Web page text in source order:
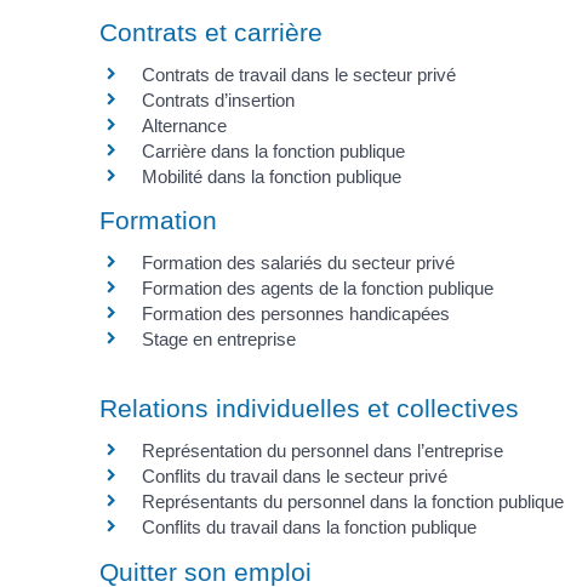
Contrats et carrière
Contrats de travail dans le secteur privé
Contrats d’insertion
Alternance
Carrière dans la fonction publique
Mobilité dans la fonction publique
Formation
Formation des salariés du secteur privé
Formation des agents de la fonction publique
Formation des personnes handicapées
Stage en entreprise
Relations individuelles et collectives
Représentation du personnel dans l’entreprise
Conflits du travail dans le secteur privé
Représentants du personnel dans la fonction publique
Conflits du travail dans la fonction publique
Quitter son emploi